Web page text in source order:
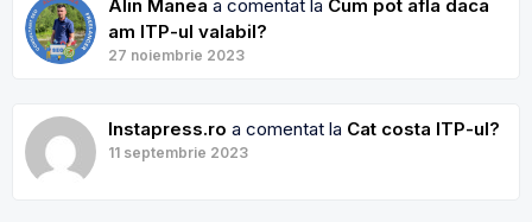
Alin Manea a comentat la Cum pot afla daca
am ITP-ul valabil?
27 noiembrie 2023
Instapress.ro a comentat la Cat costa ITP-ul?
11 septembrie 2023